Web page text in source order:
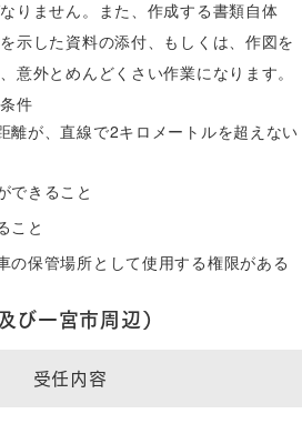
りません。また、作成する書類自体
示した資料の添付、もしくは、作図を
意外とめんどくさい作業になります。
件
離が、直線で2キロメートルを超えない
できること
こと
の保管場所として使用する権限がある
び一宮市周辺）
受任内容